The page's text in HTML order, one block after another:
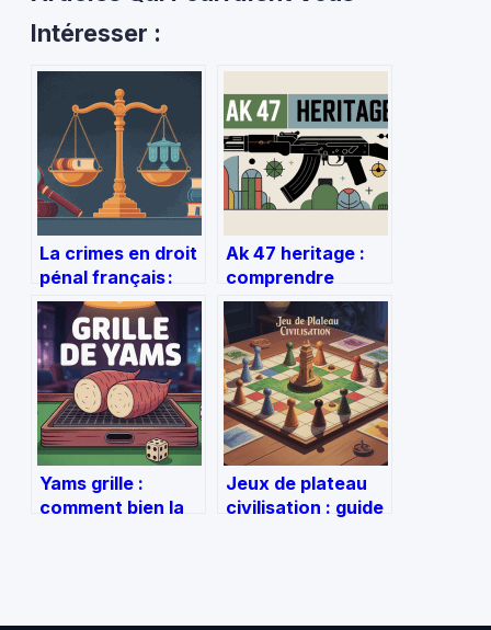
Intéresser :
La crimes en droit
pénal français :
notions, types et
enjeux actuels
Ak 47 heritage :
comprendre
l’histoire, les
enjeux et les
dérives
Yams grille :
comment bien la
Jeux de plateau
civilisation : guide